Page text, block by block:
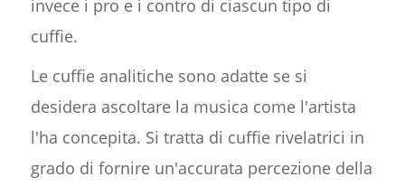
invece i pro e i contro di ciascun tipo di
cuffie.
Le cuffie analitiche sono adatte se si
desidera ascoltare la musica come l'artista
l'ha concepita. Si tratta di cuffie rivelatrici in
grado di fornire un'accurata percezione della